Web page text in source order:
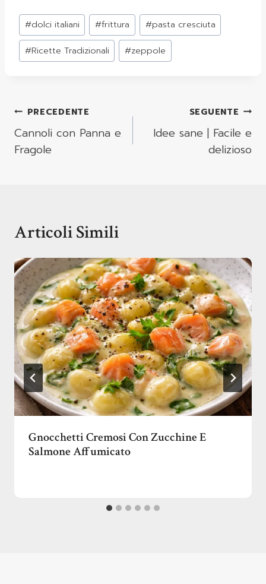
Tag
articolo:
#dolci italiani #frittura #pasta cresciuta
#Ricette Tradizionali #zeppole
Navigazione
Articoli
PRECEDENTE
Cannoli con Panna e
Fragole
SEGUENTE
Idee sane | Facile e
delizioso
Articoli Simili
Gnocchetti Cremosi Con Zucchine E
Salmone Affumicato